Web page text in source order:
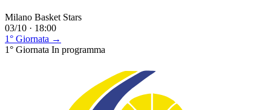
Milano Basket Stars
03/10 · 18:00
1° Giornata →
1° Giornata In programma